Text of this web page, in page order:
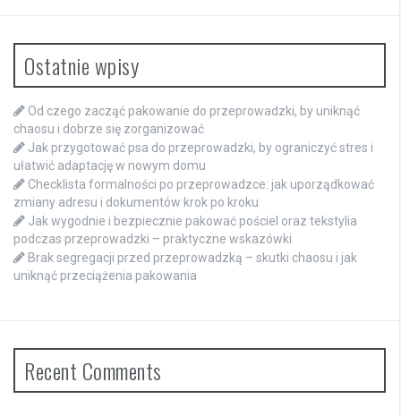
Ostatnie wpisy
Od czego zacząć pakowanie do przeprowadzki, by uniknąć
chaosu i dobrze się zorganizować
Jak przygotować psa do przeprowadzki, by ograniczyć stres i
ułatwić adaptację w nowym domu
Checklista formalności po przeprowadzce: jak uporządkować
zmiany adresu i dokumentów krok po kroku
Jak wygodnie i bezpiecznie pakować pościel oraz tekstylia
podczas przeprowadzki – praktyczne wskazówki
Brak segregacji przed przeprowadzką – skutki chaosu i jak
uniknąć przeciążenia pakowania
Recent Comments